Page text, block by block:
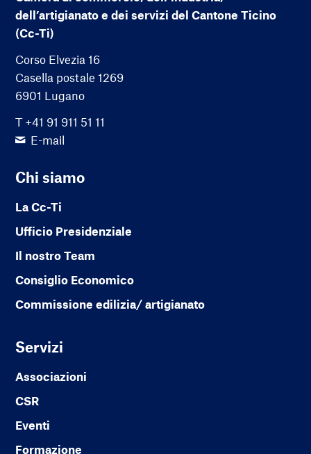
dell’artigianato e dei servizi del Cantone Ticino
(Cc-Ti)
Corso Elvezia 16
Casella postale 1269
6901 Lugano
T +41 91 911 51 11
E-mail
Chi siamo
La Cc-Ti
Ufficio Presidenziale
Il nostro Team
Consiglio Economico
Commissione edilizia/ artigianato
Servizi
Associazioni
CSR
Eventi
Formazione